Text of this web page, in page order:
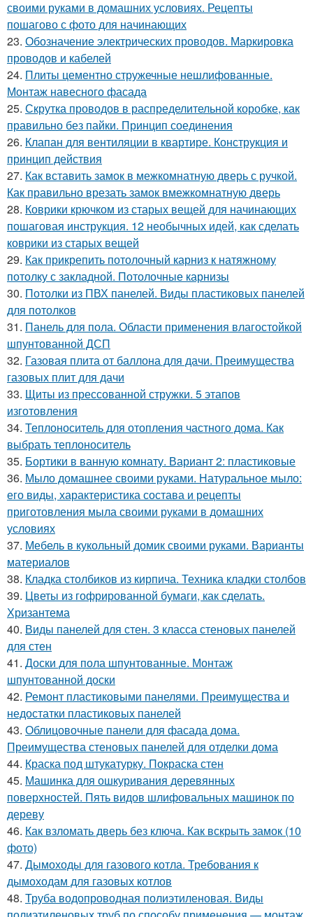
своими руками в домашних условиях. Рецепты
пошагово с фото для начинающих
23. Обозначение электрических проводов. Маркировка
проводов и кабелей
24. Плиты цементно стружечные нешлифованные.
Монтаж навесного фасада
25. Скрутка проводов в распределительной коробке, как
правильно без пайки. Принцип соединения
26. Клапан для вентиляции в квартире. Конструкция и
принцип действия
27. Как вставить замок в межкомнатную дверь с ручкой.
Как правильно врезать замок вмежкомнатную дверь
28. Коврики крючком из старых вещей для начинающих
пошаговая инструкция. 12 необычных идей, как сделать
коврики из старых вещей
29. Как прикрепить потолочный карниз к натяжному
потолку с закладной. Потолочные карнизы
30. Потолки из ПВХ панелей. Виды пластиковых панелей
для потолков
31. Панель для пола. Области применения влагостойкой
шпунтованной ДСП
32. Газовая плита от баллона для дачи. Преимущества
газовых плит для дачи
33. Щиты из прессованной стружки. 5 этапов
изготовления
34. Теплоноситель для отопления частного дома. Как
выбрать теплоноситель
35. Бортики в ванную комнату. Вариант 2: пластиковые
36. Мыло домашнее своими руками. Натуральное мыло:
его виды, характеристика состава и рецепты
приготовления мыла своими руками в домашних
условиях
37. Мебель в кукольный домик своими руками. Варианты
материалов
38. Кладка столбиков из кирпича. Техника кладки столбов
39. Цветы из гофрированной бумаги, как сделать.
Хризантема
40. Виды панелей для стен. 3 класса стеновых панелей
для стен
41. Доски для пола шпунтованные. Монтаж
шпунтованной доски
42. Ремонт пластиковыми панелями. Преимущества и
недостатки пластиковых панелей
43. Облицовочные панели для фасада дома.
Преимущества стеновых панелей для отделки дома
44. Краска под штукатурку. Покраска стен
45. Машинка для ошкуривания деревянных
поверхностей. Пять видов шлифовальных машинок по
дереву
46. Как взломать дверь без ключа. Как вскрыть замок (10
фото)
47. Дымоходы для газового котла. Требования к
дымоходам для газовых котлов
48. Труба водопроводная полиэтиленовая. Виды